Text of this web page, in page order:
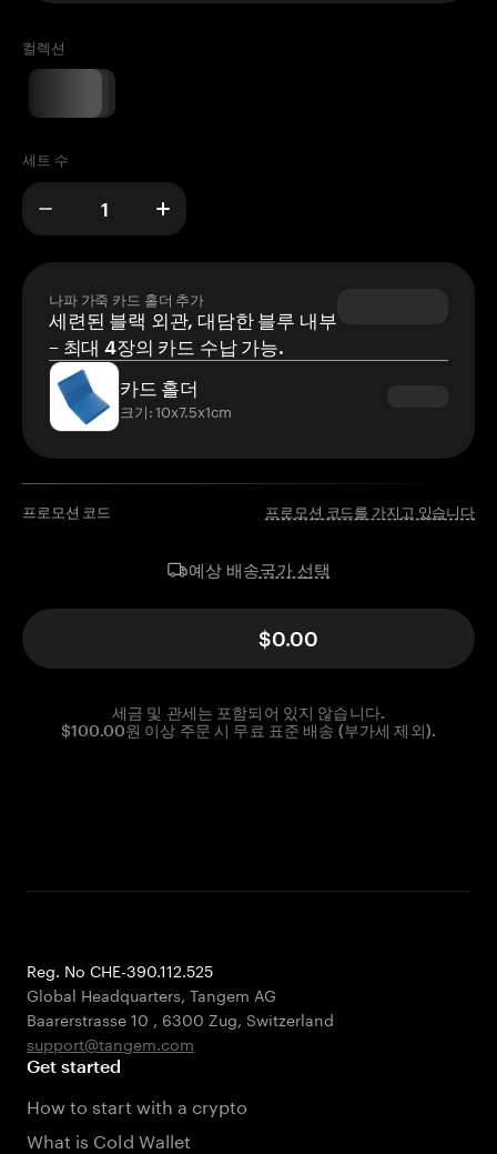
컬렉션
세트 수
나파 가죽 카드 홀더 추가
세련된 블랙 외관, 대담한 블루 내부
– 최대 4장의 카드 수납 가능.
카드 홀더
크기: 10x7.5x1cm
프로모션 코드 프로모션 코드를 가지고 있습니다
예상 배송국가 선택
$0.00
세금 및 관세는 포함되어 있지 않습니다.
$100.00원 이상 주문 시 무료 표준 배송 (부가세 제외).
Reg. No CHE-390.112.525
Global Headquarters, Tangem AG
Baarerstrasse 10 , 6300 Zug, Switzerland
support@tangem.com
Get started
How to start with a crypto
What is Cold Wallet